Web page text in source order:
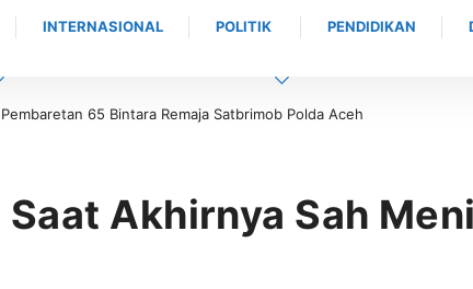
INTERNASIONAL POLITIK PENDIDIKAN
65 Bintara Remaja Satbrimob Polda Aceh
Akhirnya Sah